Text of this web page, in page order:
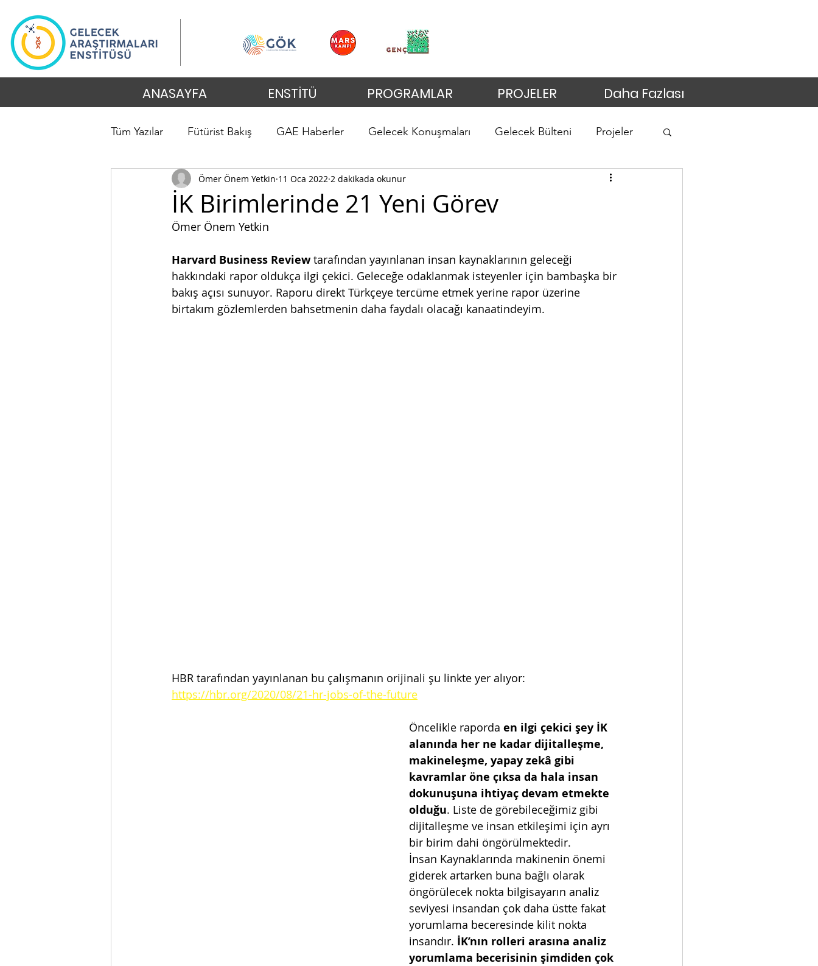
ANASAYFA ENSTİTÜ PROGRAMLAR PROJELER Daha Fazlası
Tüm Yazılar Fütürist Bakış GAE Haberler Gelecek Konuşmaları Gelecek Bülteni Projeler
İK Birimlerinde 21 Yeni Görev
Ömer Önem Yetkin 11 Oca 2022 2 dakikada okunur
Ömer Önem Yetkin
Harvard Business Review tarafından yayınlanan insan kaynaklarının geleceği
hakkındaki rapor oldukça ilgi çekici. Geleceğe odaklanmak isteyenler için bambaşka bir
bakış açısı sunuyor. Raporu direkt Türkçeye tercüme etmek yerine rapor üzerine
birtakım gözlemlerden bahsetmenin daha faydalı olacağı kanaatindeyim.
HBR tarafından yayınlanan bu çalışmanın orijinali şu linkte yer alıyor:
https://hbr.org/2020/08/21-hr-jobs-of-the-future
Öncelikle raporda en ilgi çekici şey İK
alanında her ne kadar dijitalleşme,
makineleşme, yapay zekâ gibi
kavramlar öne çıksa da hala insan
dokunuşuna ihtiyaç devam etmekte
olduğu. Liste de görebileceğimiz gibi
dijitalleşme ve insan etkileşimi için ayrı
bir birim dahi öngörülmektedir.
İnsan Kaynaklarında makinenin önemi
giderek artarken buna bağlı olarak
öngörülecek nokta bilgisayarın analiz
seviyesi insandan çok daha üstte fakat
yorumlama beceresinde kilit nokta
insandır. İK’nın rolleri arasına analiz
yorumlama becerisinin şimdiden çok